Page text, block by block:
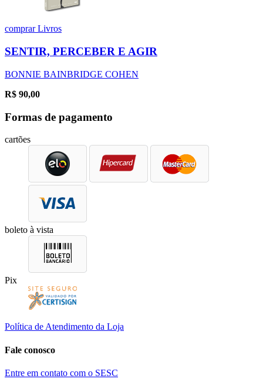
comprarLivros
SENTIR, PERCEBER E AGIR
BONNIE BAINBRIDGE COHEN
R$ 90,00
Formas de pagamento
cartões
boleto à vista
Pix
Política de Atendimento da Loja
Fale conosco
Entre em contato com o SESC